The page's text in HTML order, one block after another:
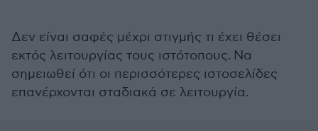
Δεν είναι σαφές μέχρι στιγμής τι έχει θέσει
εκτός λειτουργίας τους ιστότοπους. Να
σημειωθεί ότι οι περισσότερες ιστοσελίδες
επανέρχονται σταδιακά σε λειτουργία.